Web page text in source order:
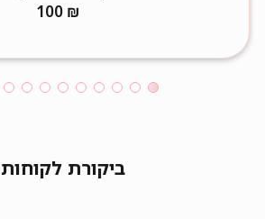
100 ₪
ביקורת לקוחות